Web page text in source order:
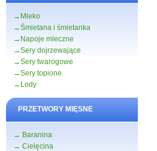
→Mleko
→Śmietana i śmietanka
→Napoje mleczne
→Sery dojrzewające
→Sery twarogowe
→Sery topione
→Lody
PRZETWORY MIĘSNE
→ Baranina
→ Cielęcina